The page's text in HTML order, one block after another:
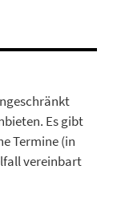
Es gibt
Termine (in
vereinbart